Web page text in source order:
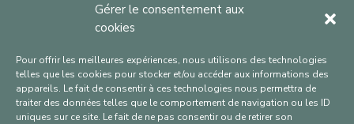
Gérer le consentement aux
cookies
Pour offrir les meilleures expériences, nous utilisons des technologies
telles que les cookies pour stocker et/ou accéder aux informations des
appareils. Le fait de consentir à ces technologies nous permettra de
traiter des données telles que le comportement de navigation ou les ID
uniques sur ce site. Le fait de ne pas consentir ou de retirer son